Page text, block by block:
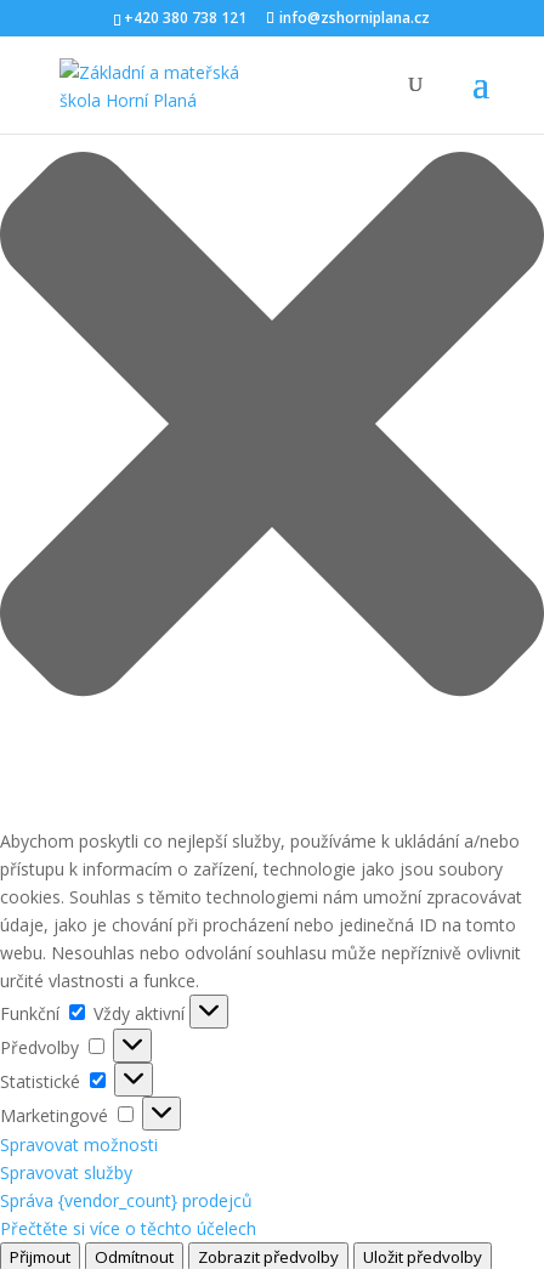
Spravovat Souhlas s cookies
Abychom poskytli co nejlepší služby, používáme k ukládání a/nebo
přístupu k informacím o zařízení, technologie jako jsou soubory
cookies. Souhlas s těmito technologiemi nám umožní zpracovávat
údaje, jako je chování při procházení nebo jedinečná ID na tomto
webu. Nesouhlas nebo odvolání souhlasu může nepříznivě ovlivnit
určité vlastnosti a funkce.
Funkční
Funkční
Vždy aktivní
Předvolby
Předvolby
Statistické
Statistické
Marketingové
Marketingové
Spravovat možnosti
Spravovat služby
Správa {vendor_count} prodejců
Přečtěte si více o těchto účelech
Přijmout Odmítnout Zobrazit předvolby Uložit předvolby
+420 380 738 121 info@zshorniplana.cz